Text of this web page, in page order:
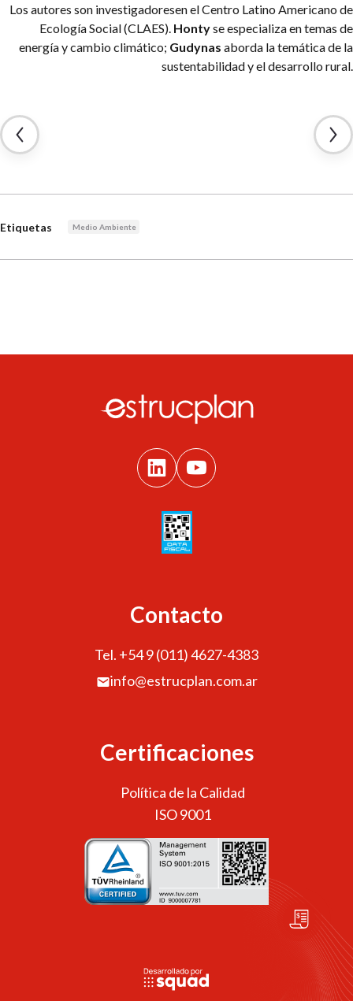
Los autores son investigadoresen el Centro Latino Americano de
Ecología Social (CLAES). Hontyse especializa en temas de
energía y cambio climático; Gudynas aborda la temática de la
sustentabilidad y el desarrollo rural.
Etiquetas Medio Ambiente
Contacto
Tel. +54 9 (011) 4627-4383
info@estrucplan.com.ar
Certificaciones
Política de la Calidad
ISO 9001